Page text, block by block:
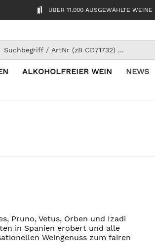
ÜBER 11.000 AUSGEWÄHLTE WEINE
ALKOHOLFREIER WEIN NEWS
Pruno, Vetus, Orben und Izadi
in Spanien erobert und alle
Weingenuss zum fairen